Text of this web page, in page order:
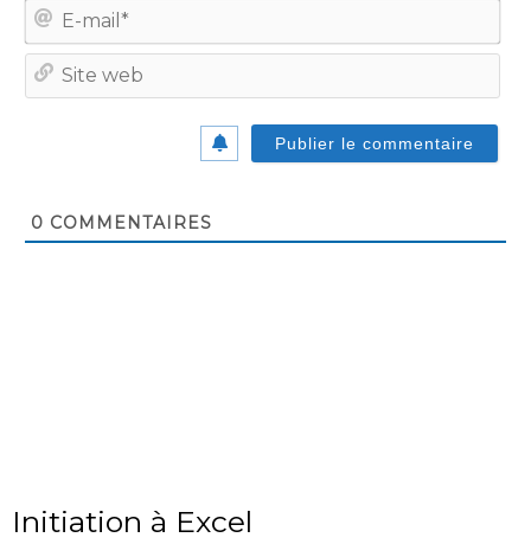
E-
Site
0 COMMENTAIRES
Initiation à Excel